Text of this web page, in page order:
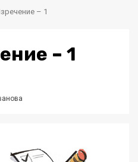
– 1
– 1